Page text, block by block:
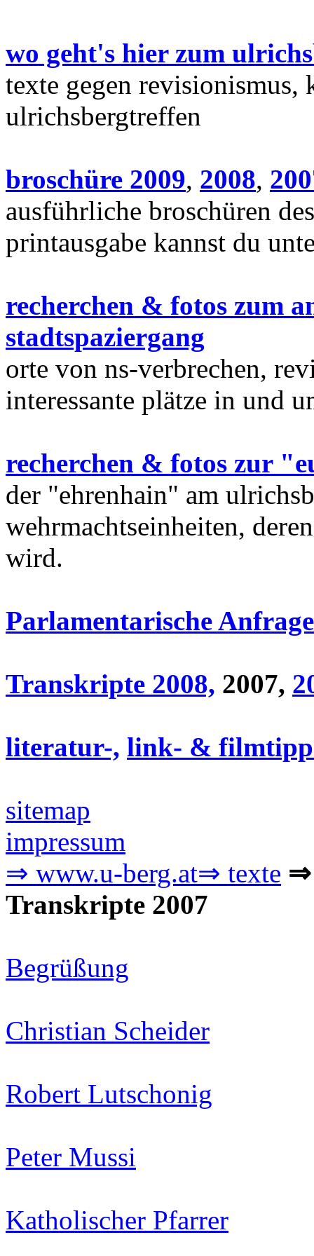
wo geht's hier zum
texte gegen revisionismus,
ulrichsbergtreffen
broschüre 2009, 2008,
ausführliche broschüren
printausgabe kannst du
recherchen & fotos zum
stadtspaziergang
orte von ns-verbrechen,
interessante plätze in und
recherchen & fotos zur
der "ehrenhain" am
wehrmachtseinheiten,
wird.
Parlamentarische
Transkripte 2008, 2007,
literatur-, link- &
sitemap
impressum
⇒ www.u-berg.at⇒ texte ⇒
Transkripte 2007
Begrüßung
Christian Scheider
Robert Lutschonig
Peter Mussi
Katholischer Pfarrer